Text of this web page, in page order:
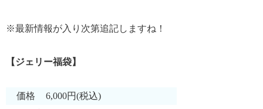
※最新情報が入り次第追記しますね！
【ジェリー福袋】
価格
6,000円(税込)